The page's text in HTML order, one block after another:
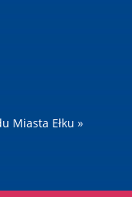
Miasta Ełku »